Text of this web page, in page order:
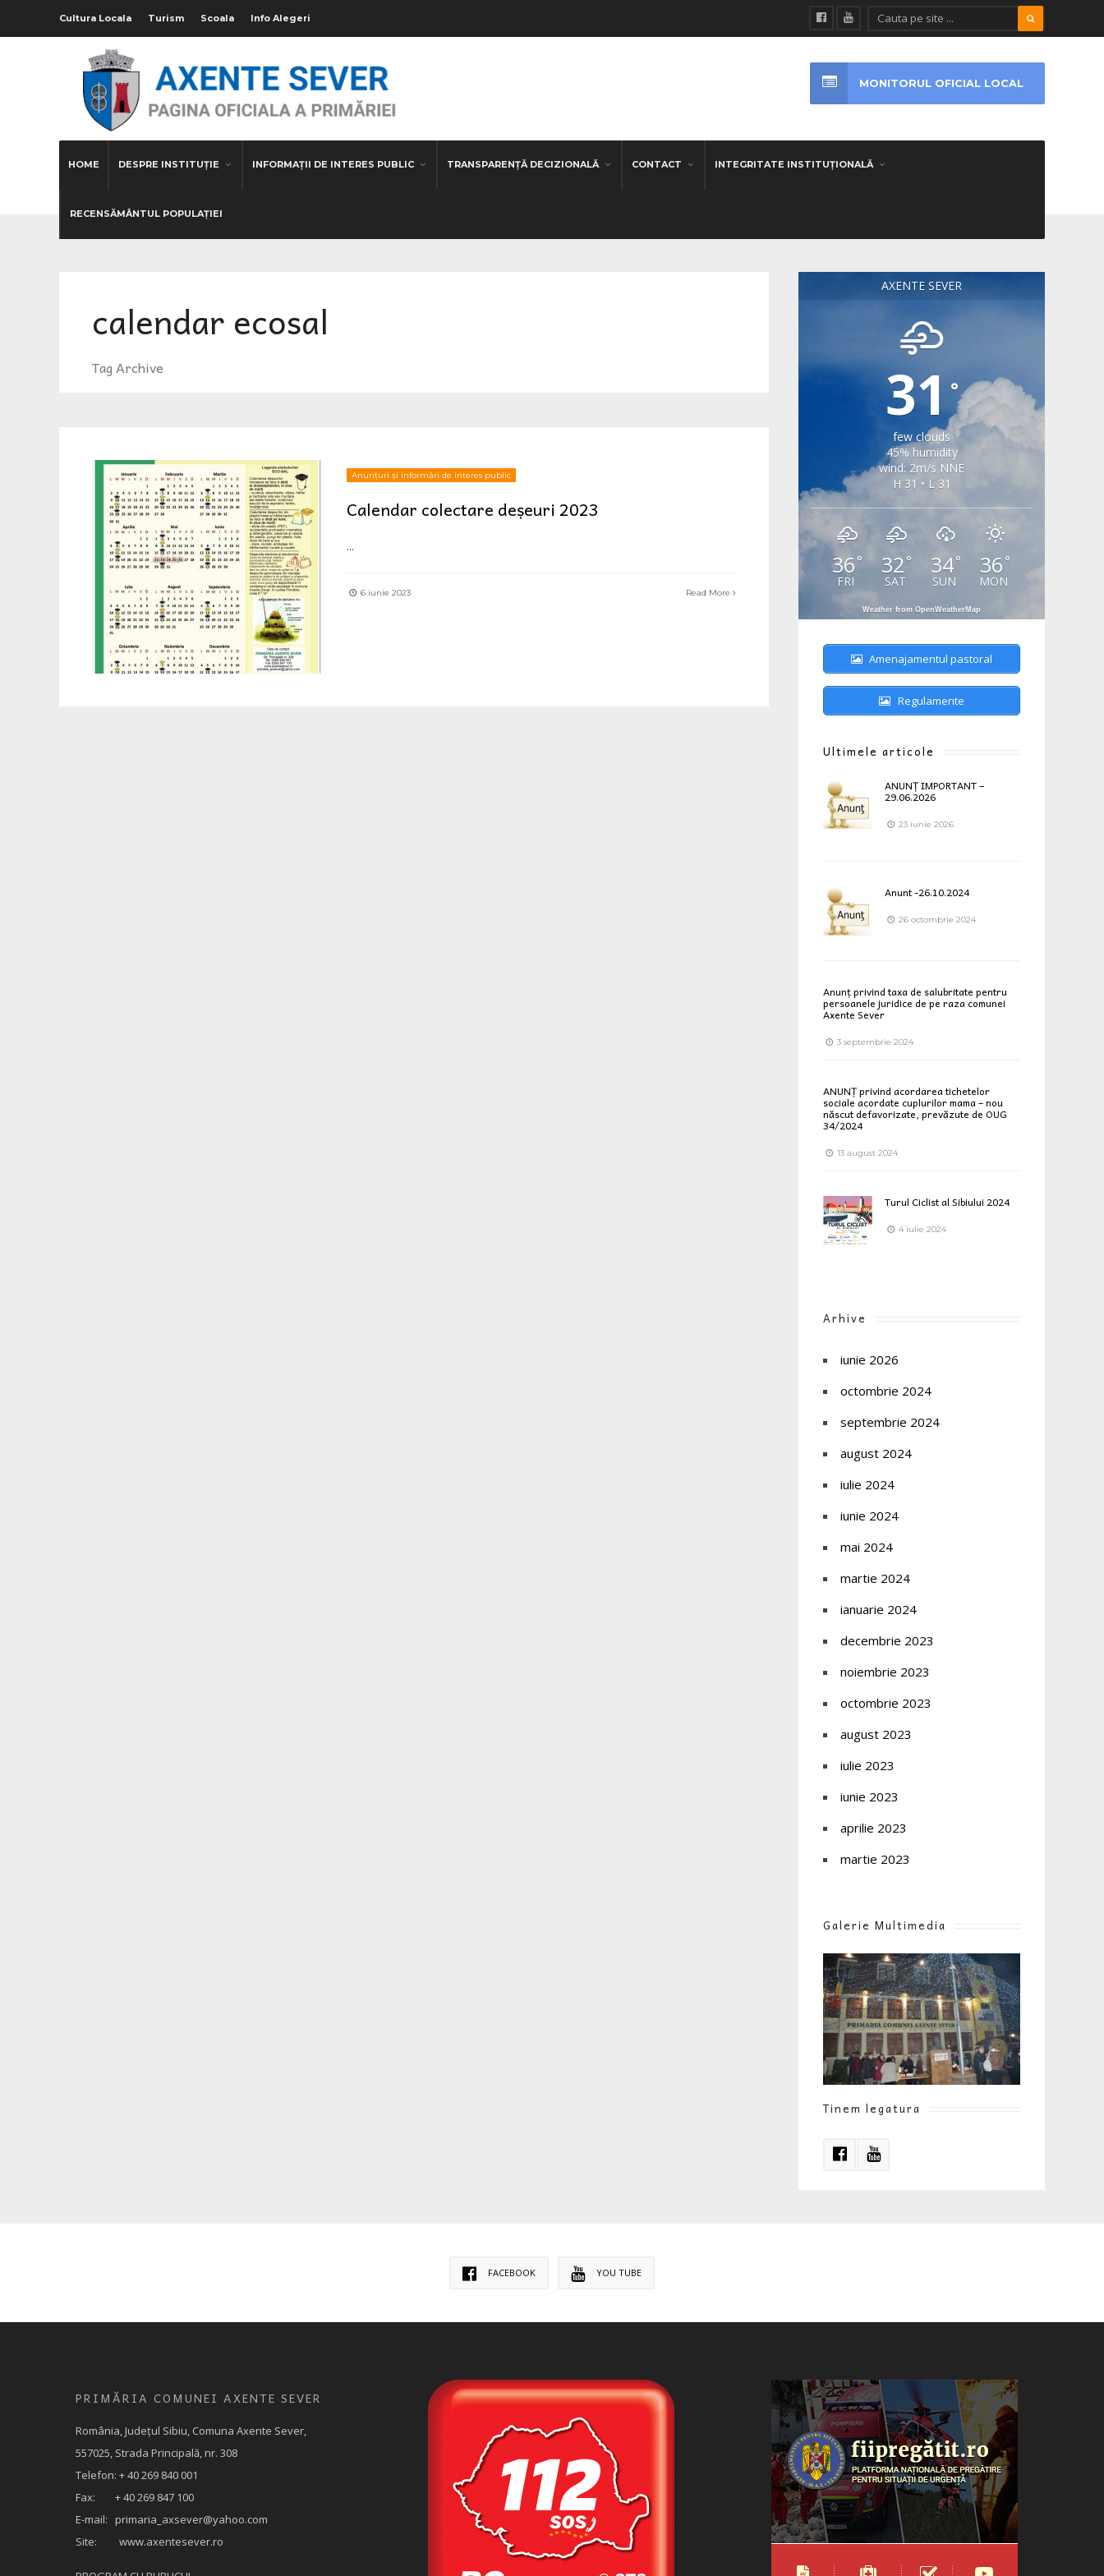
Cultura Locala Turism Scoala Info Alegeri
HOME DESPRE INSTITUȚIE INFORMAȚII DE INTERES PUBLIC TRANSPARENȚĂ DECIZIONALĂ CONTACT INTEGRITATE INSTITUȚIONALĂ
RECENSĂMÂNTUL POPULAȚIEI
MONITORUL OFICIAL LOCAL
calendar ecosal
Tag Archive
Anunțuri și informări de interes public
Calendar colectare deșeuri 2023
...
6 iunie 2023 Read More
AXENTE SEVER
31°
few clouds
45% humidity
wind: 2m/s NNE
H 31 • L 31
36 °
FRI
32 °
SAT
34°
SUN
36 °
MON
Weather from OpenWeatherMap
Amenajamentul pastoral
Regulamente
Ultimele articole
ANUNȚ IMPORTANT –
29.06.2026
23 iunie 2026
Anunt -26.10.2024
26 octombrie 2024
Anunț privind taxa de salubritate pentru
persoanele juridice de pe raza comunei
Axente Sever
3 septembrie 2024
ANUNȚ privind acordarea tichetelor
sociale acordate cuplurilor mama – nou
născut defavorizate, prevăzute de OUG
34/2024
13 august 2024
Turul Ciclist al Sibiului 2024
4 iulie 2024
Arhive
iunie 2026
octombrie 2024
septembrie 2024
august 2024
iulie 2024
iunie 2024
mai 2024
martie 2024
ianuarie 2024
decembrie 2023
noiembrie 2023
octombrie 2023
august 2023
iulie 2023
iunie 2023
aprilie 2023
martie 2023
Galerie Multimedia
Tinem legatura
FACEBOOK YOU TUBE
PRIMĂRIA COMUNEI AXENTE SEVER
România, Judeţul Sibiu, Comuna Axente Sever,
557025, Strada Principală, nr. 308
Telefon: + 40 269 840 001
Fax: + 40 269 847 100
E-mail: primaria_axsever@yahoo.com
Site: www.axentesever.ro